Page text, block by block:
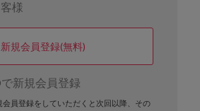
様
新規会員登録(無料)
新規会員登録
員登録をしていただくと次回以降、その